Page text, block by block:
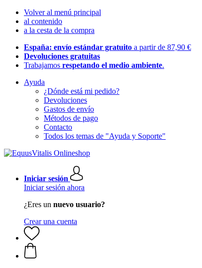
Volver al menú principal
al contenido
a la cesta de la compra
España: envío estándar gratuito a partir de 87,90 €
Devoluciones gratuitas
Trabajamos respetando el medio ambiente.
Ayuda
¿Dónde está mi pedido?
Devoluciones
Gastos de envío
Métodos de pago
Contacto
Todos los temas de "Ayuda y Soporte"
Iniciar sesión
Iniciar sesión ahora
¿Eres un nuevo usuario?
Crear una cuenta